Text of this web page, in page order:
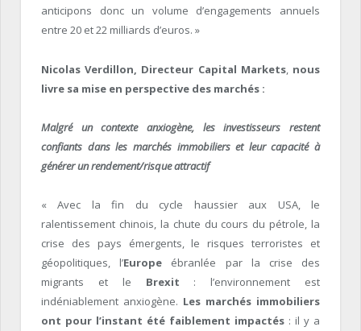
anticipons donc un volume d’engagements annuels
entre 20 et 22 milliards d’euros. »
Nicolas Verdillon, Directeur Capital Markets, nous
livre sa mise en perspective des marchés :
Malgré un contexte anxiogène, les investisseurs restent
confiants dans les marchés immobiliers et leur capacité à
générer un rendement/risque attractif
« Avec la fin du cycle haussier aux USA, le
ralentissement chinois, la chute du cours du pétrole, la
crise des pays émergents, le risques terroristes et
géopolitiques, l’Europe ébranlée par la crise des
migrants et le Brexit : l’environnement est
indéniablement anxiogène. Les marchés immobiliers
ont pour l’instant été faiblement impactés : il y a